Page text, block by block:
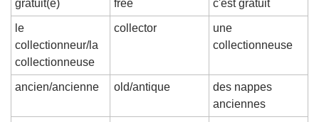
gratuit(e) free c'est gratuit
le
collectionneur/la
collectionneuse
collector
une
collectionneuse
ancien/ancienne old/antique
des nappes
anciennes